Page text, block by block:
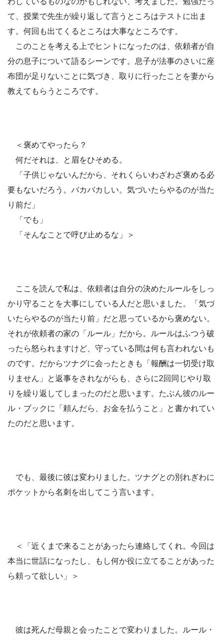
て、授業で先生が繰り返して言うところはテストに出ま
す。何回も出てくるところは大事なところです。
このことを考える上でヒントになったのは、依頼者が自
分の息子について語るシーンです。息子が法事のさいに座
布団が足りないことに気づき、取りに行ったことを妻から
教えてもらうところです。
＜褒めてやったら？
何だそれは、と眉をひそめる。
「子供じゃないんだから、それくらいわざわざ褒める必
要もないだろう。バカバカしい。気づいたらやるのが当た
り前だ」
「でも」
「そんなことで呼び止めるな」＞
ここを読んで私は、依頼者は自分の決めたルールをしっ
かり守ることを大事にしている人だと思いました。「気づ
いたらやるのが当たり前」だと思っているから褒めない。
それが依頼者の家の「ルール」だから。ルールはふつう破
ったら怒られますけど、守っている間は何も言われないも
のです。だからツナグに会ったときも「報酬は一切受け取
りません」と返事をされながらも、さらに2回同じやり取
りを繰り返してしまったのだと思います。たぶん彼のルー
ル・ブックに「頼んだら、お金を払うこと」と書かれてい
たのだと思います。
でも、最後に彼は変わりました。ツナグとの別れぎわに
ポケットから名刺を出してこう言います。
＜「近くまで来ることがあったら連絡してくれ。今回は
本当に世話になったし、もし何か役に立てることがあった
ら頼って欲しい」＞
彼は死んだ母親と会ったことで変わりました。ルール・